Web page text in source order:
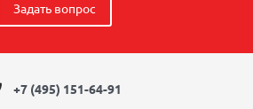
Задать вопрос
+7 (495) 151-64-91